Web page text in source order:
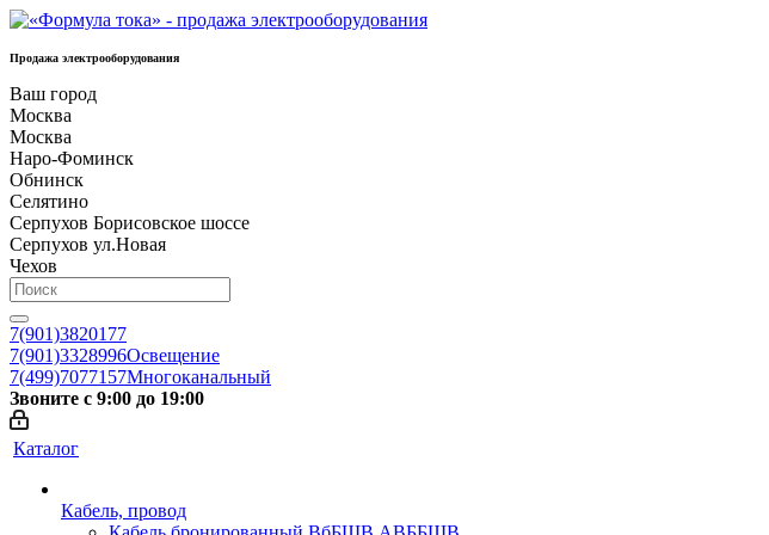
Продажа электрооборудования
Ваш город
Москва
Москва
Наро-Фоминск
Обнинск
Селятино
Серпухов Борисовское шоссе
Серпухов ул.Новая
Чехов
7(901)3820177
7(901)3328996Освещение
7(499)7077157Многоканальный
Звоните с 9:00 до 19:00
Каталог
Кабель, провод